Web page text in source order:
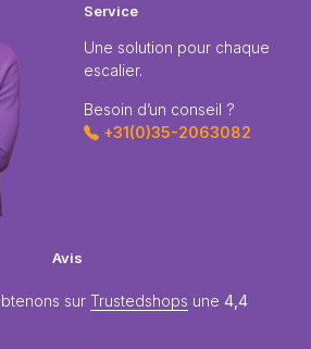
Service
Une solution pour chaque
escalier.
Besoin d’un conseil ?
+31(0)35-2063082
Avis
sur Trustedshops une 4,4